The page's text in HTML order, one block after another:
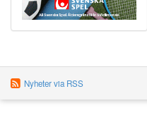
Nyheter via RSS